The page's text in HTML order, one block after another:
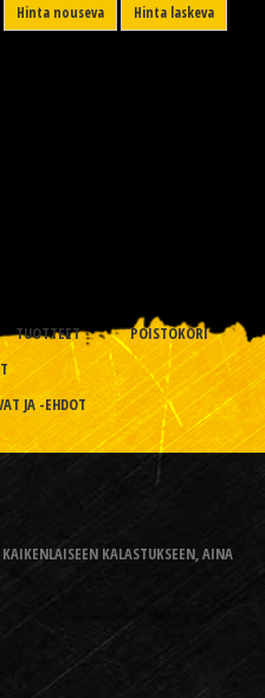
Hinta nouseva Hinta laskeva
TUOTTEET
POISTOKORI
JA -EHDOT
KALASTUKSEEN, AINA